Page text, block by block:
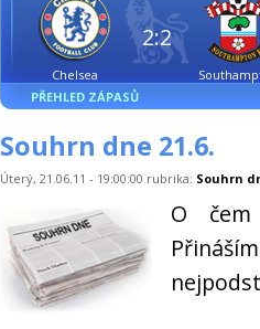
Chelsea
2:2
PŘEHLED ZÁPASŮ
Souhrn dne 21.6.
Úterý, 21.06.11 - 19:00:00 rubrika: Souhrn
O